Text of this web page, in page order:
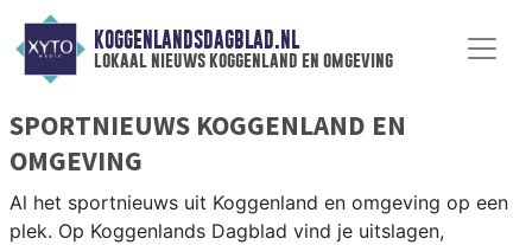
KOGGENLANDSDAGBLAD.NL
lokaal nieuws koggenland en omgeving
SPORTNIEUWS KOGGENLAND EN
OMGEVING
Al het sportnieuws uit Koggenland en omgeving op een
plek. Op Koggenlands Dagblad vind je uitslagen,